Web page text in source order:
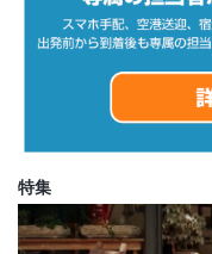
特集